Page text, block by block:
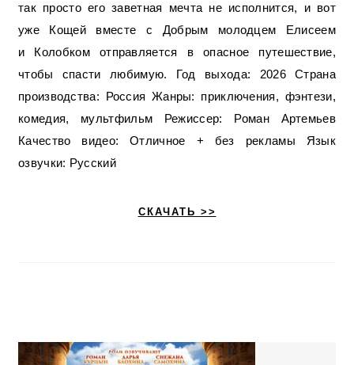
так просто его заветная мечта не исполнится, и вот
уже Кощей вместе с Добрым молодцем Елисеем
и Колобком отправляется в опасное путешествие,
чтобы спасти любимую. Год выхода: 2026 Страна
производства: Россия Жанры: приключения, фэнтези,
комедия, мультфильм Режиссер: Роман Артемьев
Качество видео: Отличное + без рекламы Язык
озвучки: Русский
СКАЧАТЬ >>